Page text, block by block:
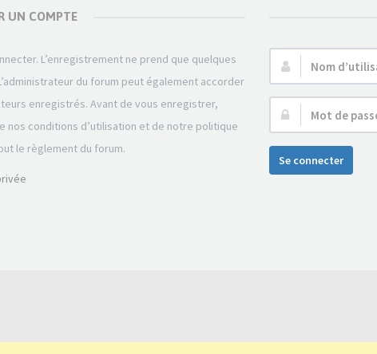
UN COMPTE
L’enregistrement ne prend que quelques
du forum peut également accorder
enregistrés. Avant de vous enregistrer,
nos conditions d’utilisation et de notre politique
le règlement du forum.
Nom
d’utilisateur :
Mot
de
passe :
Se connecter